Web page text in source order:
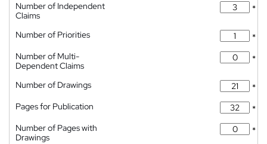
Number of Independent
Claims
*
Number of Priorities
*
Number of Multi-
Dependent Claims
*
Number of Drawings
*
Pages for Publication
*
Number of Pages with
Drawings
*